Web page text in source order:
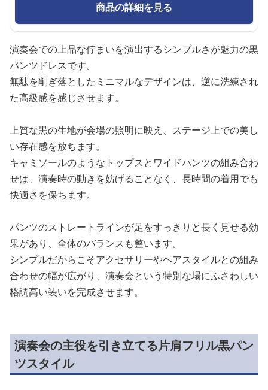
商品の詳細を見る
演奏会での上品な佇まいを演出するシンプルさが魅力の黒
パンツドレスです。
無駄を削ぎ落としたミニマルなデザインは、逆に洗練され
た高級感を感じさせます。
上質な黒の生地が会場の照明に映え、ステージ上での美し
い存在感を放ちます。
キャミソールのようなトップスとワイドパンツの組み合わ
せは、演奏時の動きを妨げることなく、長時間の着用でも
快適さを保ちます。
パンツのストレートラインが足をすっきりと長く見せる効
果があり、全体のバランスも整います。
シンプルだからこそアクセサリーやヘアスタイルとの組み
合わせの幅が広がり、演奏会という特別な場にふさわしい
格調高い装いを完成させます。
演奏会の主役を引き立てる片肩フリル黒パン
ツスタイル